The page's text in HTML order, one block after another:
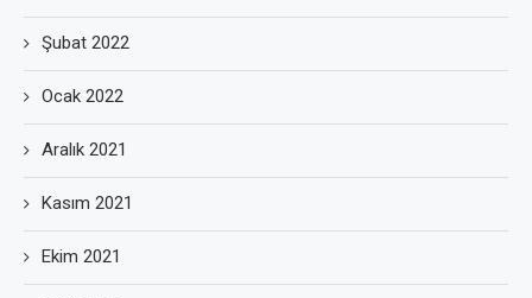
Şubat 2022
Ocak 2022
Aralık 2021
Kasım 2021
Ekim 2021